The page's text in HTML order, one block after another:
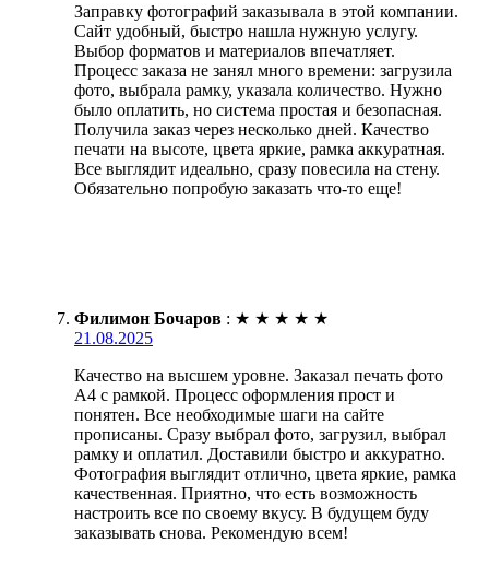
Заправку фотографий заказывала в этой компании.
Сайт удобный, быстро нашла нужную услугу.
Выбор форматов и материалов впечатляет.
Процесс заказа не занял много времени: загрузила
фото, выбрала рамку, указала количество. Нужно
было оплатить, но система простая и безопасная.
Получила заказ через несколько дней. Качество
печати на высоте, цвета яркие, рамка аккуратная.
Все выглядит идеально, сразу повесила на стену.
Обязательно попробую заказать что-то еще!
Филимон Бочаров : ★ ★ ★ ★ ★
21.08.2025
Качество на высшем уровне. Заказал печать фото
А4 с рамкой. Процесс оформления прост и
понятен. Все необходимые шаги на сайте
прописаны. Сразу выбрал фото, загрузил, выбрал
рамку и оплатил. Доставили быстро и аккуратно.
Фотография выглядит отлично, цвета яркие, рамка
качественная. Приятно, что есть возможность
настроить все по своему вкусу. В будущем буду
заказывать снова. Рекомендую всем!